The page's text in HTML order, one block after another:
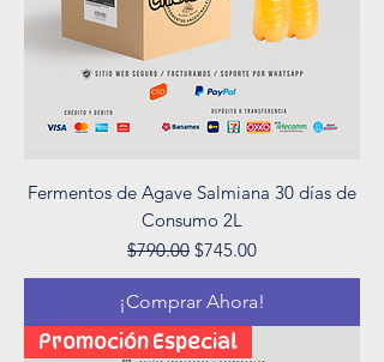
Fermentos de Agave Salmiana 30 días de
Consumo 2L
Precio
$790.00 Precio de oferta
$745.00
¡Comprar Ahora!
Promoción Especial